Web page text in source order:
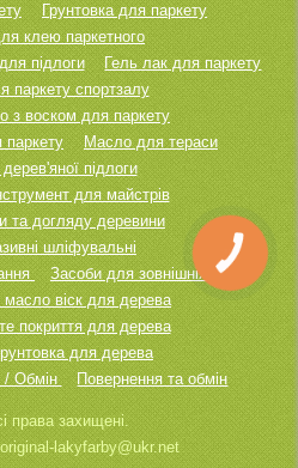
Грунтовка для паркету
клею паркетного
підлоги
Гель лак для паркету
паркету спортзалу
з воском для паркету
Масло для тераси
підлоги
для майстрів
та догляду деревини
шліфувальні
Засоби для зовнішніх робіт
масло віск для дерева
покриття для дерева
для дерева
/ Обмін
Повернення та обмін
права захищені.
lakyfarby@ukr.net
КНОПКА
ЗВ'ЯЗКУ